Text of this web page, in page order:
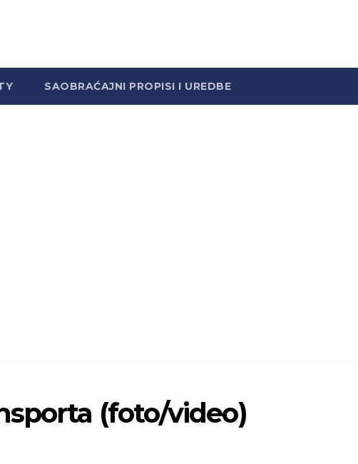
SAOBRAĆAJNI PROPISI I UREDBE
(foto/video)